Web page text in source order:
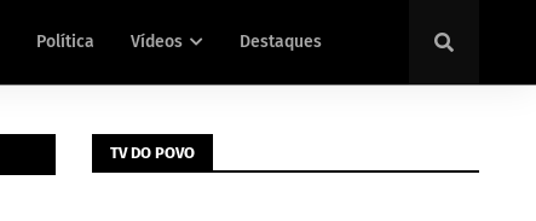
Política Vídeos Destaques
TV DO POVO